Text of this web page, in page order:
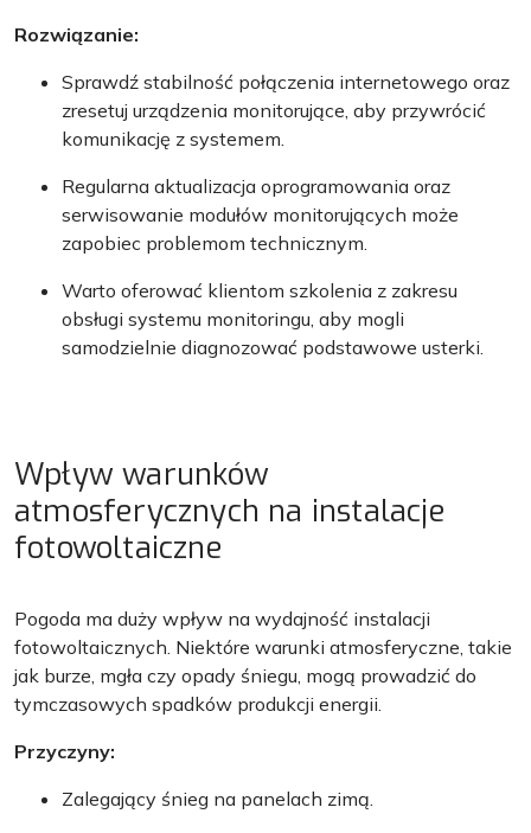
Rozwiązanie:
Sprawdź stabilność połączenia internetowego oraz
zresetuj urządzenia monitorujące, aby przywrócić
komunikację z systemem.
Regularna aktualizacja oprogramowania oraz
serwisowanie modułów monitorujących może
zapobiec problemom technicznym.
Warto oferować klientom szkolenia z zakresu
obsługi systemu monitoringu, aby mogli
samodzielnie diagnozować podstawowe usterki.
Wpływ warunków
atmosferycznych na instalacje
fotowoltaiczne
Pogoda ma duży wpływ na wydajność instalacji
fotowoltaicznych. Niektóre warunki atmosferyczne, takie
jak burze, mgła czy opady śniegu, mogą prowadzić do
tymczasowych spadków produkcji energii.
Przyczyny:
Zalegający śnieg na panelach zimą.